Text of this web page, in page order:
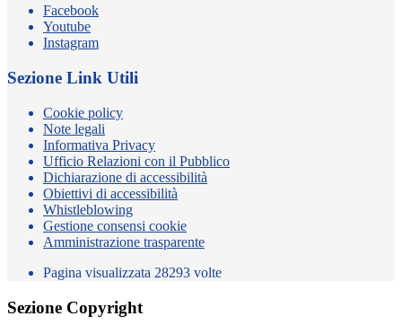
Facebook
Youtube
Instagram
Sezione Link Utili
Cookie policy
Note legali
Informativa Privacy
Ufficio Relazioni con il Pubblico
Dichiarazione di accessibilità
Obiettivi di accessibilità
Whistleblowing
Gestione consensi cookie
Amministrazione trasparente
Pagina visualizzata 28293 volte
Sezione Copyright